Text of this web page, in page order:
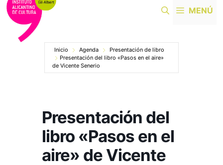
MENÚ
Inicio Agenda
Presentación de libro
Presentación del libro «Pasos en el aire»
de Vicente Senerio
Presentación del
libro «Pasos en el
aire» de Vicente